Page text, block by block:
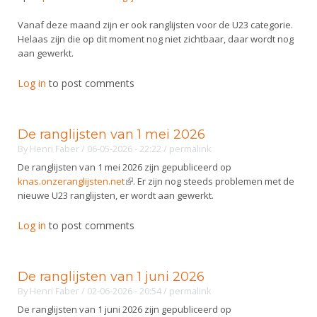
Vanaf deze maand zijn er ook ranglijsten voor de U23 categorie.
Helaas zijn die op dit moment nog niet zichtbaar, daar wordt nog
aan gewerkt.
Log in to post comments
De ranglijsten van 1 mei 2026
By Henri Faber/ 06-05-2026 - 22:22 / permalink
De ranglijsten van 1 mei 2026 zijn gepubliceerd op
knas.onzeranglijsten.net(link is external)
. Er zijn nog steeds problemen met de
nieuwe U23 ranglijsten, er wordt aan gewerkt.
Log in to post comments
De ranglijsten van 1 juni 2026
By Henri Faber/ 02-06-2026 - 20:54/ permalink
De ranglijsten van 1 juni 2026 zijn gepubliceerd op